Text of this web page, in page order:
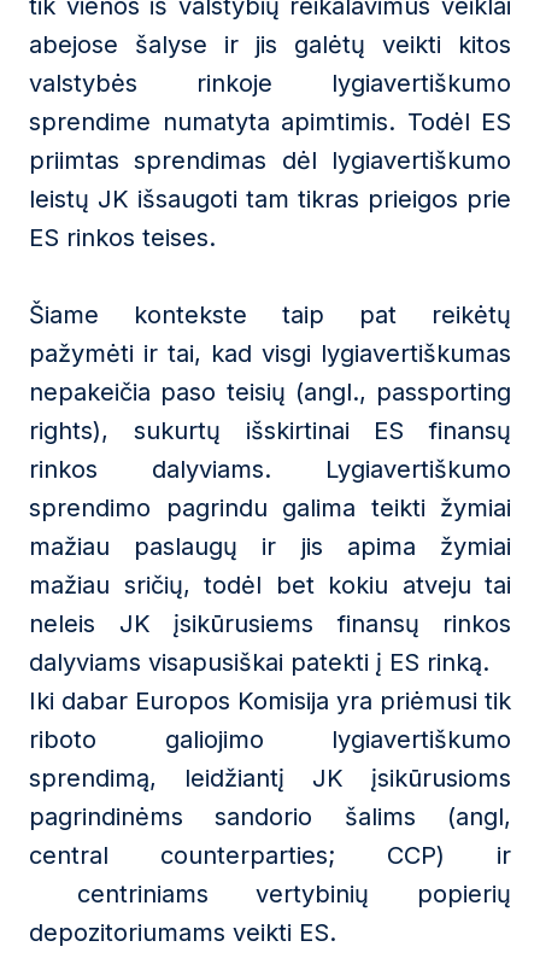
tik vienos iš valstybių reikalavimus veiklai
abejose šalyse ir jis galėtų veikti kitos
valstybės rinkoje lygiavertiškumo
sprendime numatyta apimtimis. Todėl ES
priimtas sprendimas dėl lygiavertiškumo
leistų JK išsaugoti tam tikras prieigos prie
ES rinkos teises.
Šiame kontekste taip pat reikėtų
pažymėti ir tai, kad visgi lygiavertiškumas
nepakeičia paso teisių (angl., passporting
rights), sukurtų išskirtinai ES finansų
rinkos dalyviams. Lygiavertiškumo
sprendimo pagrindu galima teikti žymiai
mažiau paslaugų ir jis apima žymiai
mažiau sričių, todėl bet kokiu atveju tai
neleis JK įsikūrusiems finansų rinkos
dalyviams visapusiškai patekti į ES rinką.
Iki dabar Europos Komisija yra priėmusi tik
riboto galiojimo lygiavertiškumo
sprendimą, leidžiantį JK įsikūrusioms
pagrindinėms sandorio šalims (angl,
central counterparties; CCP) ir
centriniams vertybinių popierių
depozitoriumams veikti ES.